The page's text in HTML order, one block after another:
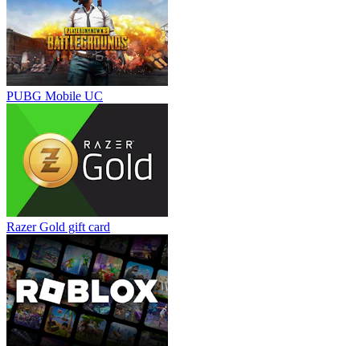
PUBG Mobile UC
Razer Gold gift card